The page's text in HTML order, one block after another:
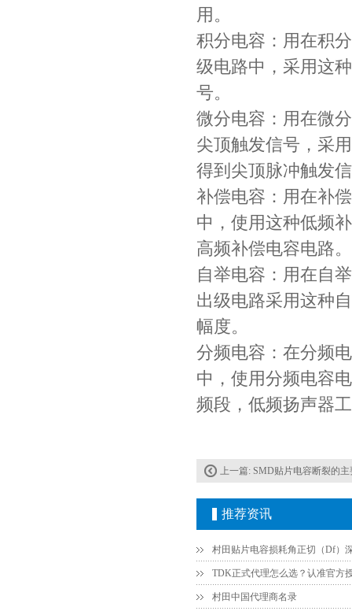
用。
积分电容：用在积
级电路中，采用这
号。
微分电容：用在微
尖顶触发信号，采
得到尖顶脉冲触发
补偿电容：用在补
中，使用这种低频
高频补偿电容电路。
自举电容：用在自
出级电路采用这种
幅度。
分频电容：在分频
中，使用分频电容
频段，低频扬声器
上一篇: SMD贴片电容断裂的主
推荐资讯
村田中国代理商名录